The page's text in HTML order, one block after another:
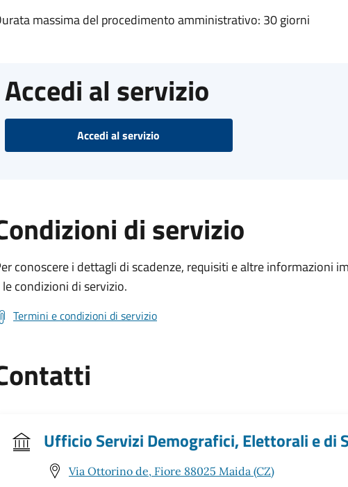
massima del procedimento amministrativo: 30 giorni
Accedi al servizio
Accedi al servizio
di servizio
conoscere i dettagli di scadenze, requisiti e altre informazioni
le condizioni di servizio.
Termini e condizioni di servizio
Ufficio Servizi Demografici, Elettorali e di
Via Ottorino de, Fiore 88025 Maida (CZ)